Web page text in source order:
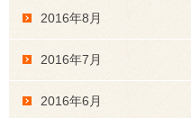
2016年8月
2016年7月
2016年6月